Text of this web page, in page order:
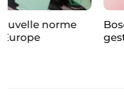
Bosch Smart System
gestion des flottes de